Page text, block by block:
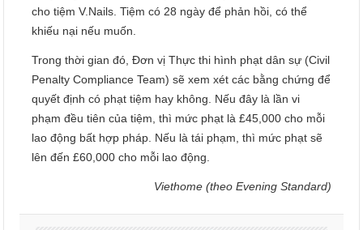
cho tiệm V.Nails. Tiệm có 28 ngày để phản hồi, có thể
khiếu nại nếu muốn.
Trong thời gian đó, Đơn vị Thực thi hình phạt dân sự (Civil
Penalty Compliance Team) sẽ xem xét các bằng chứng để
quyết định có phạt tiệm hay không. Nếu đây là lần vi
phạm đều tiên của tiệm, thì mức phạt là £45,000 cho mỗi
lao động bất hợp pháp. Nếu là tái phạm, thì mức phạt sẽ
lên đến £60,000 cho mỗi lao động.
Viethome (theo Evening Standard)